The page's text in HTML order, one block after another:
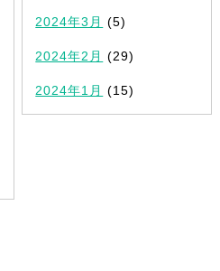
2024年3月 (5)
2024年2月 (29)
2024年1月 (15)